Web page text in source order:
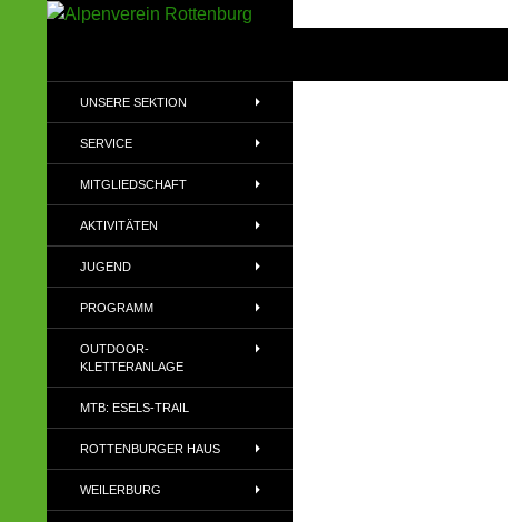
Alpenvereins (DAV) e.V
UNSERE SEKTION
SERVICE
MITGLIEDSCHAFT
AKTIVITÄTEN
JUGEND
PROGRAMM
OUTDOOR-
KLETTERANLAGE
MTB: ESELS-TRAIL
ROTTENBURGER HAUS
WEILERBURG